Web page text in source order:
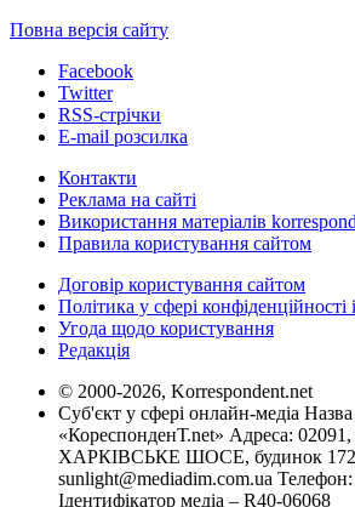
Повна версія сайту
Facebook
Twitter
RSS-стрічки
E-mail розсилка
Контакти
Реклама на сайті
Використання матеріалів
Правила користування сайтом
Договір користування сайтом
Політика у сфері
Угода щодо користування
Редакція
© 2000-2026, Korrespondent.net
Суб'єкт у сфері онлайн-медіа
«КореспонденТ.net» Адреса: 02091,
ХАРКІВСЬКЕ ШОСЕ, будинок 172-
sunlight@mediadim.com.ua
Ідентифікатор медіа – R40-06068